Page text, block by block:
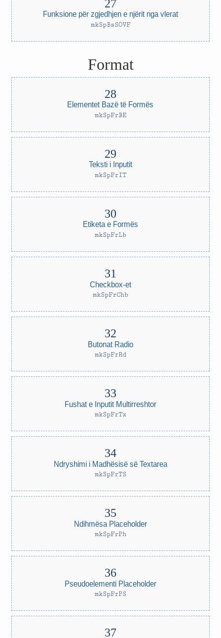
Funksione për zgjedhjen e njërit nga vlerat
mkSpBsSOVF
Format
Elementet Bazë të Formës
mkSpFrBE
Teksti i Inputit
mkSpFrIT
Etiketa e Formës
mkSpFrLb
Checkbox-et
mkSpFrChb
Butonat Radio
mkSpFrRd
Fushat e Inputit Multirreshtor
mkSpFrTx
Ndryshimi i Madhësisë së Textarea
mkSpFrTS
Ndihmësa Placeholder
mkSpFrPh
Pseudoelementi Placeholder
mkSpFrPS